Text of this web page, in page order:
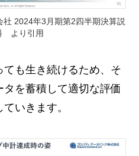
2024年3月期第2四半期決算説
より引用
も生き続けるため、そ
を蓄積して適切な評価
いきます。